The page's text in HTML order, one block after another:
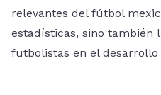
relevantes del fútbol
estadísticas, sino también
futbolistas en el desarrollo